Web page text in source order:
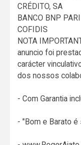
CRÉDITO, SA
BANCO BNP
COFIDIS
NOTA
anuncio foi
carácter
dos nossos
- Com Garantia
- "Bom e Barato é